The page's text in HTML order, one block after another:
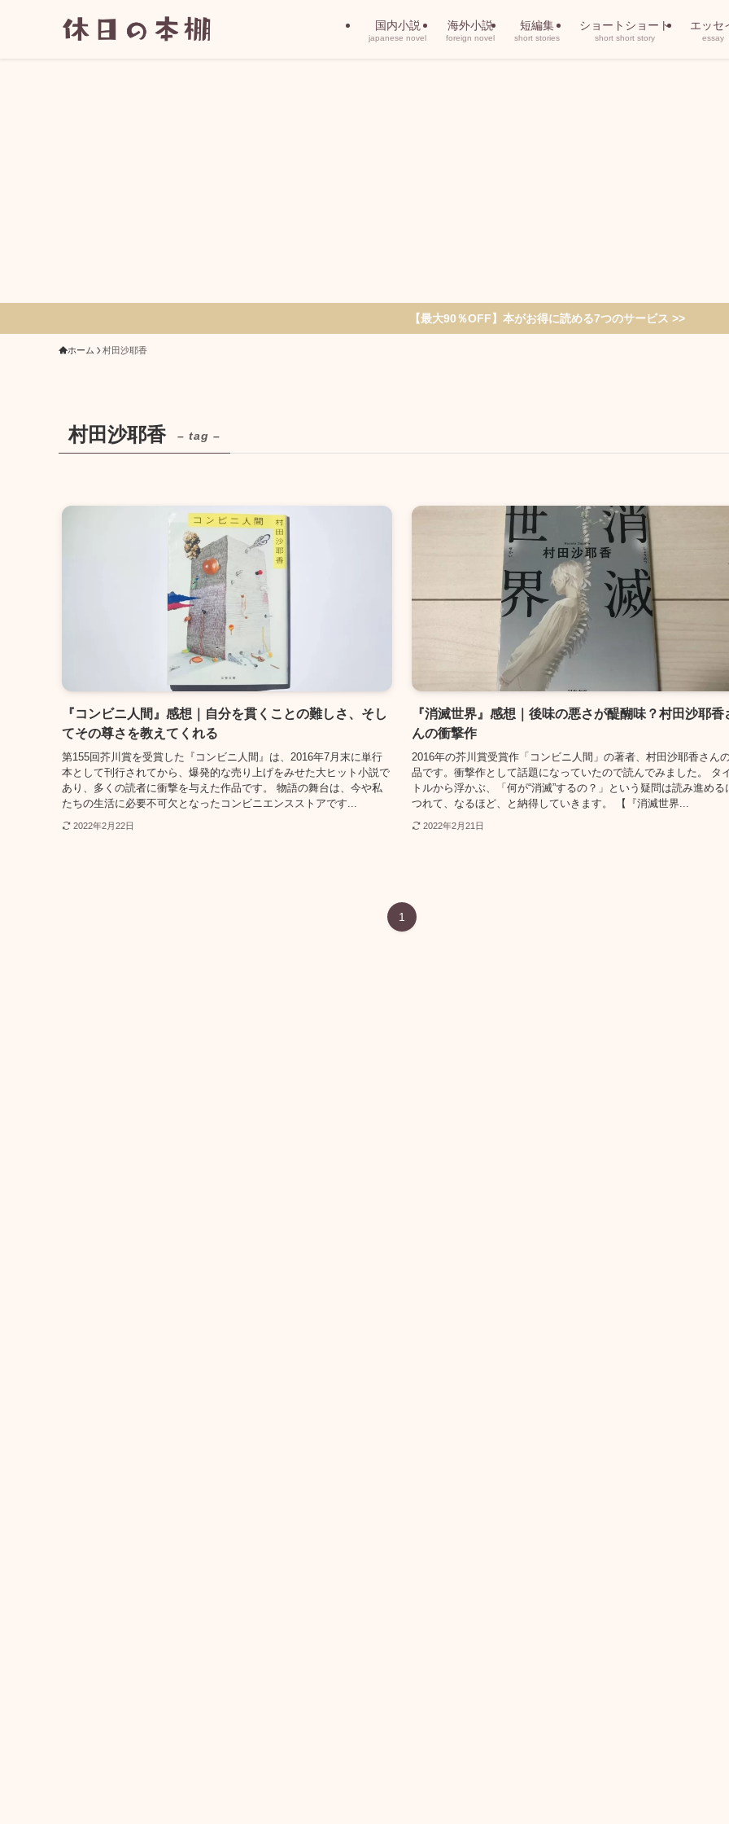
国内小説
japanese novel
海外小説
foreign novel
短編集
short stories
ショートショート
short short story
エッセ
essay
【最大90％OFF】本がお得に読める7つのサービス >>
ホーム 村田沙耶香
村田沙耶香 – tag –
『コンビニ人間』感想｜自分を貫くことの難しさ、そし
てその尊さを教えてくれる
第155回芥川賞を受賞した『コンビニ人間』は、2016年7月末に単行
本として刊行されてから、爆発的な売り上げをみせた大ヒット小説で
あり、多くの読者に衝撃を与えた作品です。 物語の舞台は、今や私
たちの生活に必要不可欠となったコンビニエンスストアです...
2022年2月22日
『消滅世界』感想｜後味の悪さが醍醐味？村田沙耶香
んの衝撃作
2016年の芥川賞受賞作「コンビニ人間」の著者、村田沙耶香さん
品です。衝撃作として話題になっていたので読んでみました。 タ
トルから浮かぶ、「何が“消滅”するの？」という疑問は読み進める
つれて、なるほど、と納得していきます。 【『消滅世界...
2022年2月21日
1